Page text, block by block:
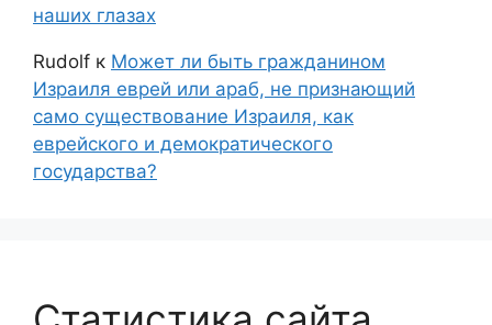
наших глазах
Rudolf к Может ли быть гражданином
Израиля еврей или араб, не признающий
само существование Израиля, как
еврейского и демократического
государства?